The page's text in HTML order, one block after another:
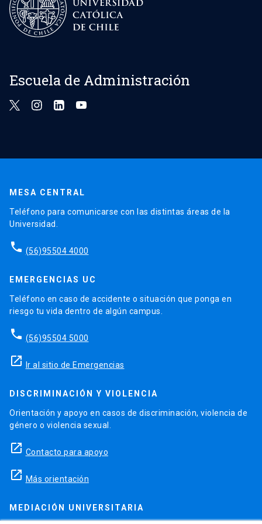
Escuela de Administración
MESA CENTRAL
Teléfono para comunicarse con las distintas áreas de la
Universidad.
phone (56)95504 4000
EMERGENCIAS UC
Teléfono en caso de accidente o situación que ponga en
riesgo tu vida dentro de algún campus.
phone (56)95504 5000
launch Ir al sitio de Emergencias
DISCRIMINACIÓN Y VIOLENCIA
Orientación y apoyo en casos de discriminación, violencia de
género o violencia sexual.
launch Contacto para apoyo
launch Más orientación
MEDIACIÓN UNIVERSITARIA